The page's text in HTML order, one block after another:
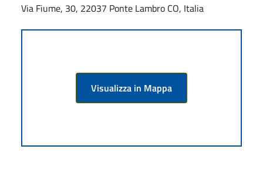
Via Fiume, 30, 22037 Ponte Lambro CO, Italia
Visualizza in Mappa